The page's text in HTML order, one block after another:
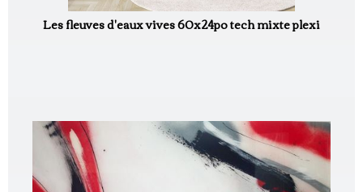
Les fleuves d'eaux vives 60x24po tech mixte plexi